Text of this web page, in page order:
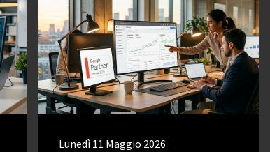
Lunedì 11 Maggio 2026